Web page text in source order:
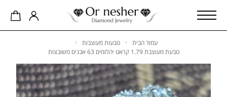
עמוד הבית
טבעות מעוצבות
טבעת מעוצבת 1.79 קראט יהלומים 63 אבנים משובצות